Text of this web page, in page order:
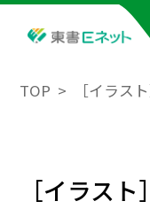
TOP ［イラス
［イラス